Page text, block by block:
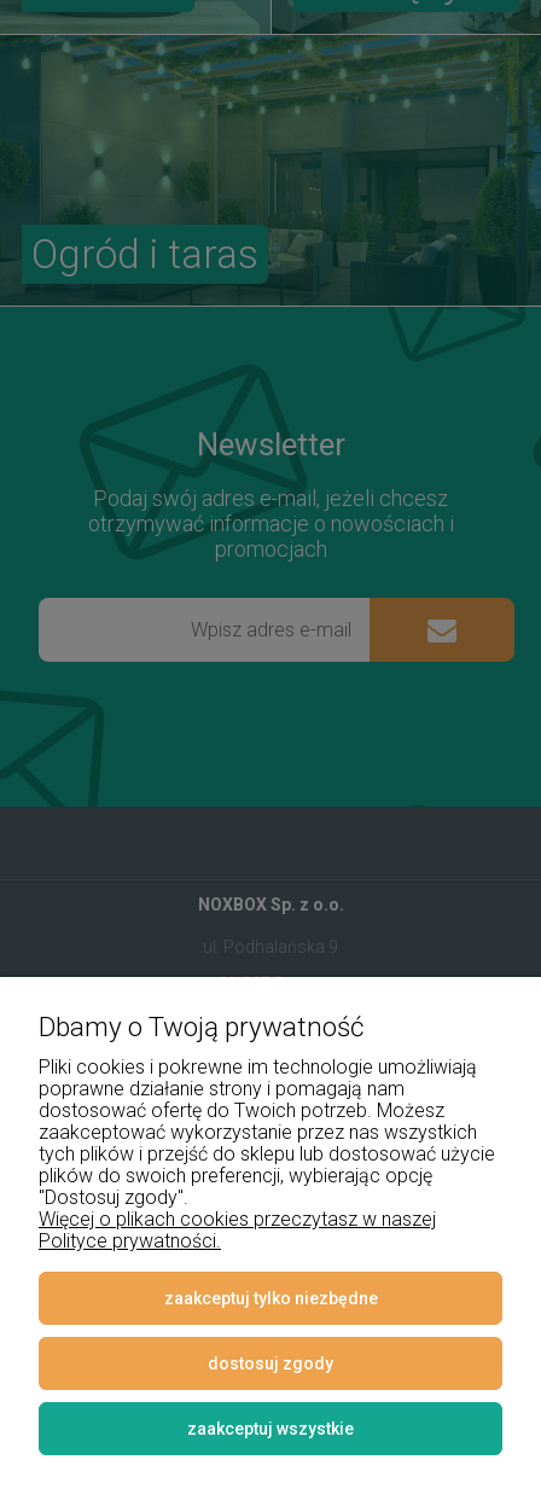
Ogród i taras
Newsletter
Podaj swój adres e-mail, jeżeli chcesz
otrzymywać informacje o nowościach i
promocjach
NOXBOX Sp. z o.o.
ul. Podhalańska 9
41-907 Bytom
+48 534 555 344
sklep@noxbox.pl
Pomoc
Płatności i dostawa
Informacje
Dbamy o Twoją prywatność
Pliki cookies i pokrewne im technologie umożliwiają
poprawne działanie strony i pomagają nam
dostosować ofertę do Twoich potrzeb. Możesz
zaakceptować wykorzystanie przez nas wszystkich
tych plików i przejść do sklepu lub dostosować użycie
plików do swoich preferencji, wybierając opcję
"Dostosuj zgody".
Więcej o plikach cookies przeczytasz w naszej
Polityce prywatności.
zaakceptuj tylko niezbędne
dostosuj zgody
zaakceptuj wszystkie